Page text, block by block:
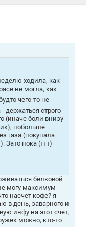
ходила, как
не могла, как
чего-то не
держаться строго
(иначе боли внизу
побольше
газа (покупала
Зато пока (ттт)
белковой
могу максимум
насчет кофе? я
в день, заварного и
инфу на этот счет,
можно, кто-то